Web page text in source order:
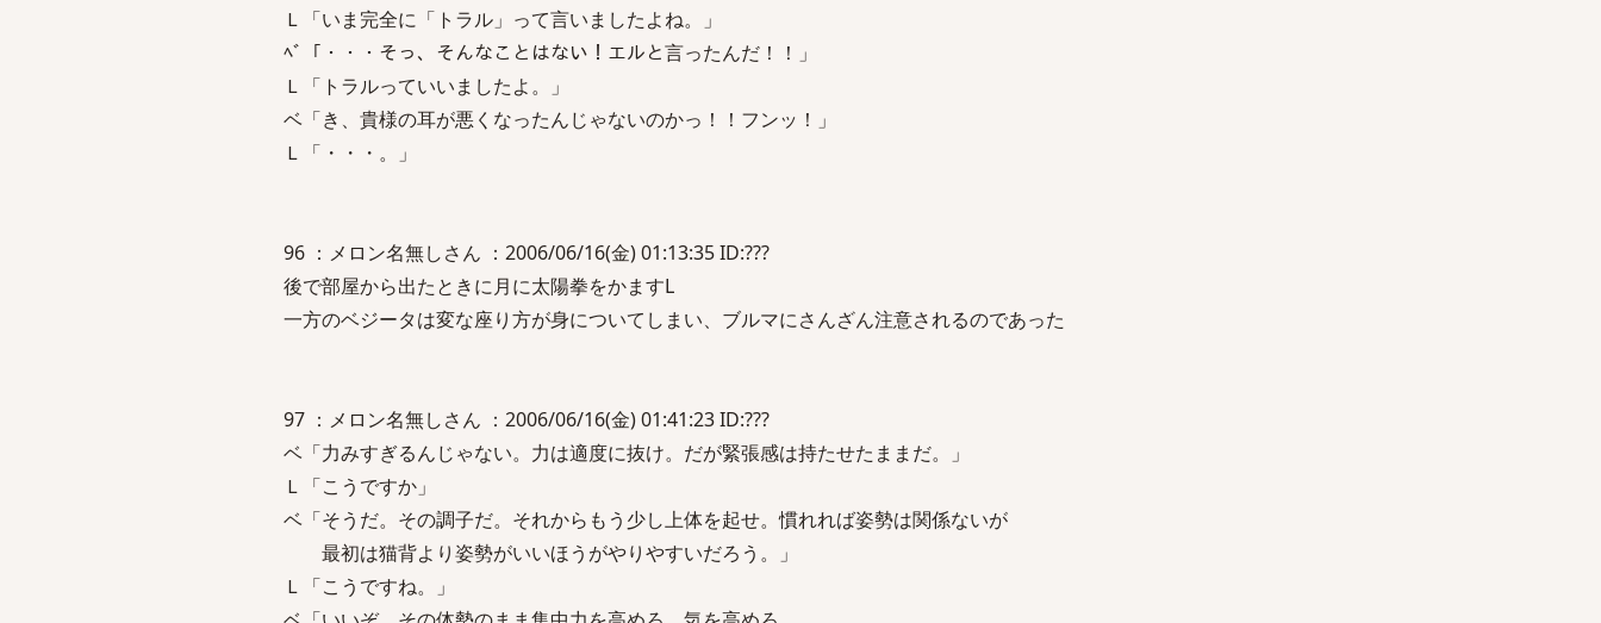
Ｌ「いま完全に「トラル」って言いましたよね。」
ﾍﾞ「・・・そっ、そんなことはない！エルと言ったんだ！！」
Ｌ「トラルっていいましたよ。」
ベ「き、貴様の耳が悪くなったんじゃないのかっ！！フンッ！」
Ｌ「・・・。」
96 ：メロン名無しさん ：2006/06/16(金) 01:13:35 ID:???
後で部屋から出たときに月に太陽拳をかますL
一方のベジータは変な座り方が身についてしまい、ブルマにさんざん注意されるのであった
97 ：メロン名無しさん ：2006/06/16(金) 01:41:23 ID:???
ベ「力みすぎるんじゃない。力は適度に抜け。だが緊張感は持たせたままだ。」
Ｌ「こうですか」
ベ「そうだ。その調子だ。それからもう少し上体を起せ。慣れれば姿勢は関係ないが
最初は猫背より姿勢がいいほうがやりやすいだろう。」
Ｌ「こうですね。」